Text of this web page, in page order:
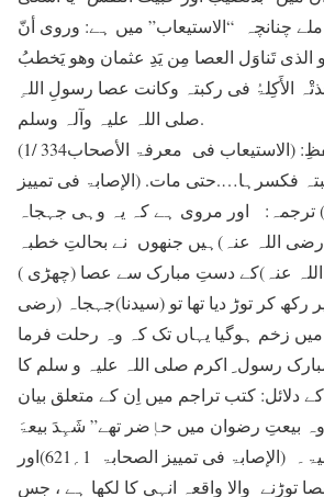
چنانچہ “الاستیعاب” میں ہے: وروی أنّ
الذی تَناوَل العصا مِن یَدِ عثمان وھو یَخطبُ
الأَکِلۃُ فی رکبتہ وکانت عصا رسولِ اللہِ
صلی اللہ علیہ وآلہ وسلم.
(الاستیعاب فی معرفۃ الأصحاب334 /1) وفی “الإصابۃ” بلفظِ:
فکسرہا….حتی مات. (الإصابۃ فی تمییز
الصحابۃ – 1 ؍ 622) ترجمہ: اور مروی ہے کہ یہ وہی جہجاہ
اللہ عنہ)ہیں جنھوں نے بحالتِ خطبہ
عنہ)کے دستِ مبارک سے عصا (چھڑی )
رکھ کر توڑ دیا تھا تو (سیدنا)جہجاہ (رضی
میں زخم ہوگیا یہاں تک کہ وہ رحلت فرما
رسول ِ اکرم صلی اللہ علیہ و سلم کا
دلائل: کتب تراجم میں اِن کے متعلق بیان
بیعتِ رضوان میں حاٖضر تھے” شَہِدَ بیعۃَ
الرضوانِ بالحدیبیۃ۔ (الإصابۃ فی تمییز الصحابۃ 1؍621)اور
توڑنے والا واقعہ انہی کا لکھا ہے ، جس